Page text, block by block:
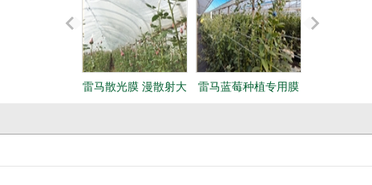
雷马散光膜 漫散射大 雷马蓝莓种植专用膜